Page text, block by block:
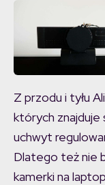
Z przodu i tyłu
których znajduje
uchwyt
Dlatego też nie
kamerki na